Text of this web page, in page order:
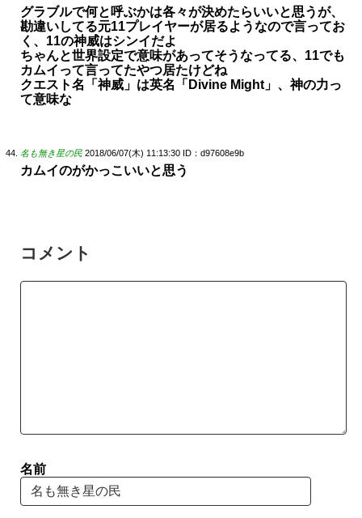
グラブルで何と呼ぶかは各々が決めたらいいと思うが、
勘違いしてる元11プレイヤーが居るようなので言ってお
く、11の神威はシンイだよ
ちゃんと世界設定で意味があってそうなってる、11でも
カムイって言ってたやつ居たけどね
クエスト名「神威」は英名「Divine Might」、神の力っ
て意味な
名も無き星の民 2018/06/07(木) 11:13:30 ID：d97608e9b
カムイのがかっこいいと思う
コメント
名前